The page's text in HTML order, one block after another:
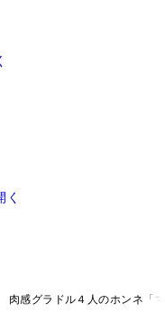
く
感グラドル４人のホンネ「